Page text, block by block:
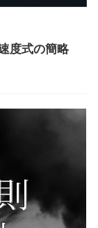
度式の簡略